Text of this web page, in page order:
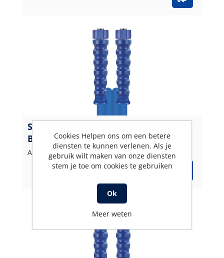
Slang 2SC-10 BL 30 M.DKO 22 + KBS
Blauw
Artikelnummer: 356100630
Cookies Helpen ons om een betere
diensten te kunnen verlenen. Als je
gebruik wilt maken van onze diensten
stem je toe om cookies te gebruiken
Ok
Meer weten